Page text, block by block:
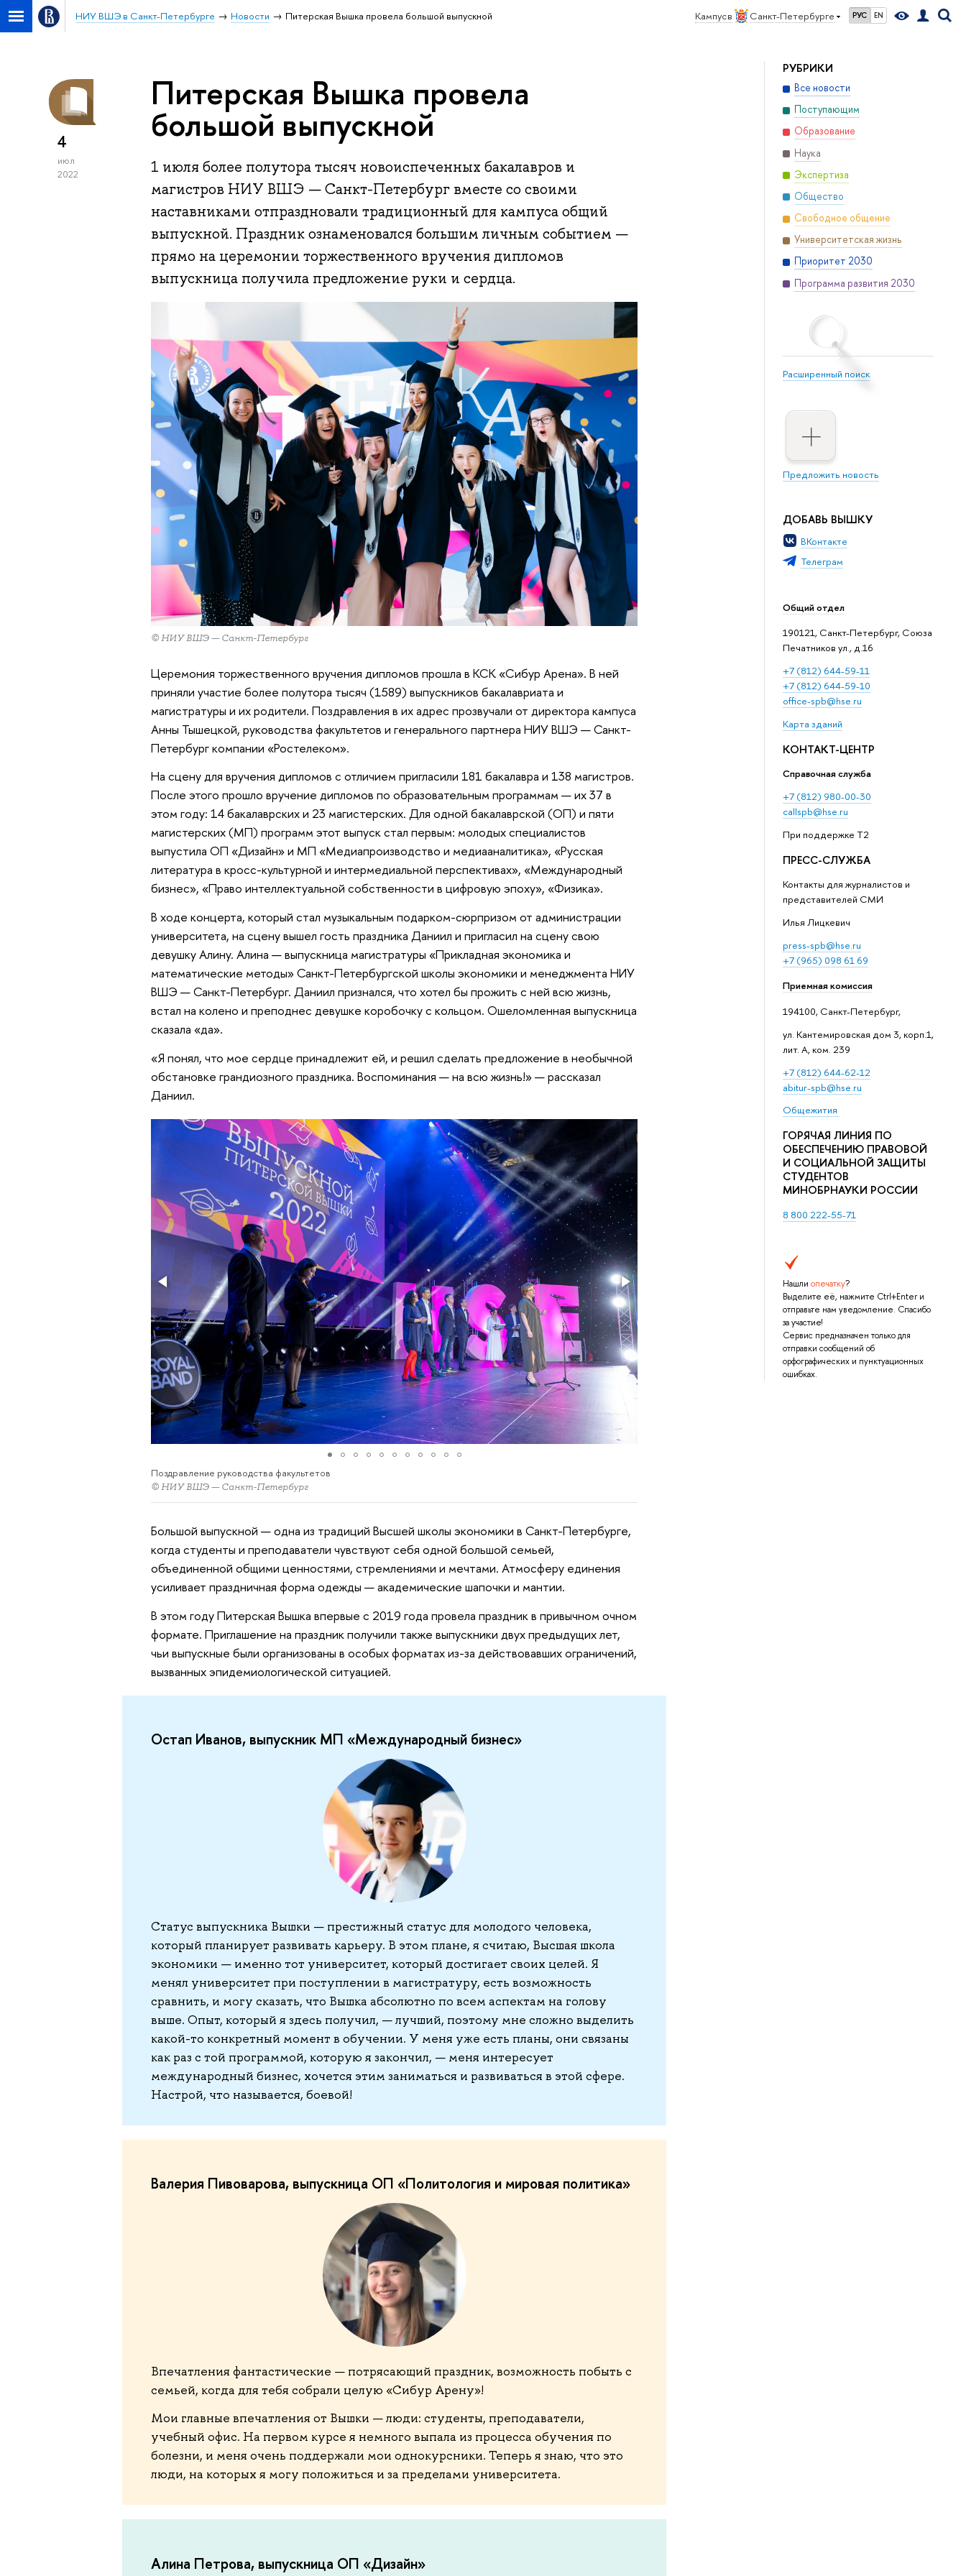
Кампус в Санкт-Петербурге РУС EN
НИУ ВШЭ в Санкт-Петербурге Новости Питерская Вышка провела большой выпускной
РУБРИКИ
Все новости
Поступающим
Образование
Наука
Экспертиза
Общество
Свободное общение
Университетская жизнь
Приоритет 2030
Программа развития 2030
Расширенный поиск
Предложить новость
ДОБАВЬ ВЫШКУ
ВКонтакте
Телеграм
Общий отдел
190121, Санкт-Петербург, Союза
Печатников ул., д.16
+7 (812) 644-59-11
+7 (812) 644-59-10
office-spb@hse.ru
Карта зданий
КОНТАКТ-ЦЕНТР
Справочная служба
+7 (812) 980-00-30
callspb@hse.ru
При поддержке T2
ПРЕСС-СЛУЖБА
Контакты для журналистов и
представителей СМИ
Илья Лицкевич
press-spb@hse.ru
+7 (965) 098 61 69
Приемная комиссия
194100, Санкт-Петербург,
ул. Кантемировская дом 3, корп.1,
лит. А, ком. 239
+7 (812) 644-62-12
abitur-spb@hse.ru
Общежития
ГОРЯЧАЯ ЛИНИЯ ПО
ОБЕСПЕЧЕНИЮ ПРАВОВОЙ
И СОЦИАЛЬНОЙ ЗАЩИТЫ
СТУДЕНТОВ
МИНОБРНАУКИ РОССИИ
8 800 222-55-71
Нашли опечатку?
Выделите её, нажмите Ctrl+Enter и
отправьте нам уведомление. Спасибо
за участие!
Сервис предназначен только для
отправки сообщений об
орфографических и пунктуационных
ошибках.
4
июл
2022
Питерская Вышка провела
большой выпускной
1 июля более полутора тысяч новоиспеченных бакалавров и
магистров НИУ ВШЭ — Санкт-Петербург вместе со своими
наставниками отпраздновали традиционный для кампуса общий
выпускной. Праздник ознаменовался большим личным событием —
прямо на церемонии торжественного вручения дипломов
выпускница получила предложение руки и сердца.
© НИУ ВШЭ — Санкт-Петербург
Церемония торжественного вручения дипломов прошла в КСК «Сибур Арена». В ней
приняли участие более полутора тысяч (1589) выпускников бакалавриата и
магистратуры и их родители. Поздравления в их адрес прозвучали от директора кампуса
Анны Тышецкой, руководства факультетов и генерального партнера НИУ ВШЭ — Санкт-
Петербург компании «Ростелеком».
На сцену для вручения дипломов с отличием пригласили 181 бакалавра и 138 магистров.
После этого прошло вручение дипломов по образовательным программам — их 37 в
этом году: 14 бакалаврских и 23 магистерских. Для одной бакалаврской (ОП) и пяти
магистерских (МП) программ этот выпуск стал первым: молодых специалистов
выпустила ОП «Дизайн» и МП «Медиапроизводство и медиааналитика», «Русская
литература в кросс-культурной и интермедиальной перспективах», «Международный
бизнес», «Право интеллектуальной собственности в цифровую эпоху», «Физика».
В ходе концерта, который стал музыкальным подарком-сюрпризом от администрации
университета, на сцену вышел гость праздника Даниил и пригласил на сцену свою
девушку Алину. Алина — выпускница магистратуры «Прикладная экономика и
математические методы» Санкт-Петербургской школы экономики и менеджмента НИУ
ВШЭ — Санкт-Петербург. Даниил признался, что хотел бы прожить с ней всю жизнь,
встал на колено и преподнес девушке коробочку с кольцом. Ошеломленная выпускница
сказала «да».
«Я понял, что мое сердце принадлежит ей, и решил сделать предложение в необычной
обстановке грандиозного праздника. Воспоминания — на всю жизнь!» — рассказал
Даниил.
Поздравление руководства факультетов
© НИУ ВШЭ — Санкт-Петербург
Большой выпускной — одна из традиций Высшей школы экономики в Санкт-Петербурге,
когда студенты и преподаватели чувствуют себя одной большой семьей,
объединенной общими ценностями, стремлениями и мечтами. Атмосферу единения
усиливает праздничная форма одежды — академические шапочки и мантии.
В этом году Питерская Вышка впервые с 2019 года провела праздник в привычном очном
формате. Приглашение на праздник получили также выпускники двух предыдущих лет,
чьи выпускные были организованы в особых форматах из-за действовавших ограничений,
вызванных эпидемиологической ситуацией.
Остап Иванов, выпускник МП «Международный бизнес»
Статус выпускника Вышки — престижный статус для молодого человека,
который планирует развивать карьеру. В этом плане, я считаю, Высшая школа
экономики — именно тот университет, который достигает своих целей. Я
менял университет при поступлении в магистратуру, есть возможность
сравнить, и могу сказать, что Вышка абсолютно по всем аспектам на голову
выше. Опыт, который я здесь получил, — лучший, поэтому мне сложно выделить
какой-то конкретный момент в обучении. У меня уже есть планы, они связаны
как раз с той программой, которую я закончил, — меня интересует
международный бизнес, хочется этим заниматься и развиваться в этой сфере.
Настрой, что называется, боевой!
Валерия Пивоварова, выпускница ОП «Политология и мировая политика»
Впечатления фантастические — потрясающий праздник, возможность побыть с
семьей, когда для тебя собрали целую «Сибур Арену»!
Мои главные впечатления от Вышки — люди: студенты, преподаватели,
учебный офис. На первом курсе я немного выпала из процесса обучения по
болезни, и меня очень поддержали мои однокурсники. Теперь я знаю, что это
люди, на которых я могу положиться и за пределами университета.
Алина Петрова, выпускница ОП «Дизайн»